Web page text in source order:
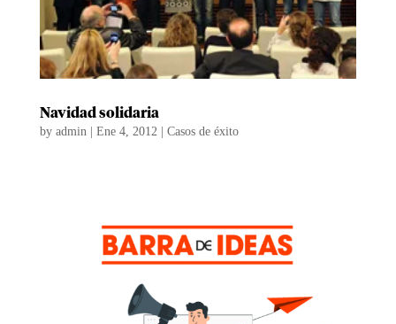
Navidad solidaria
by admin| Ene 4, 2012| Casos de éxito